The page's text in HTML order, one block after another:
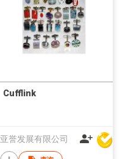
Cufflink
亚誉发展有限公司